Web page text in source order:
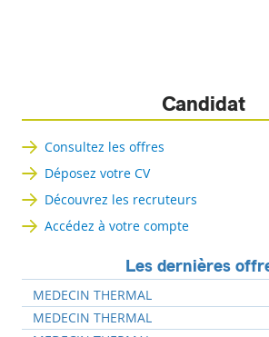
Candidat
Consultez les offres
Déposez votre CV
Découvrez les recruteurs
Accédez à votre compte
Les dernières
MEDECIN THERMAL
MEDECIN THERMAL